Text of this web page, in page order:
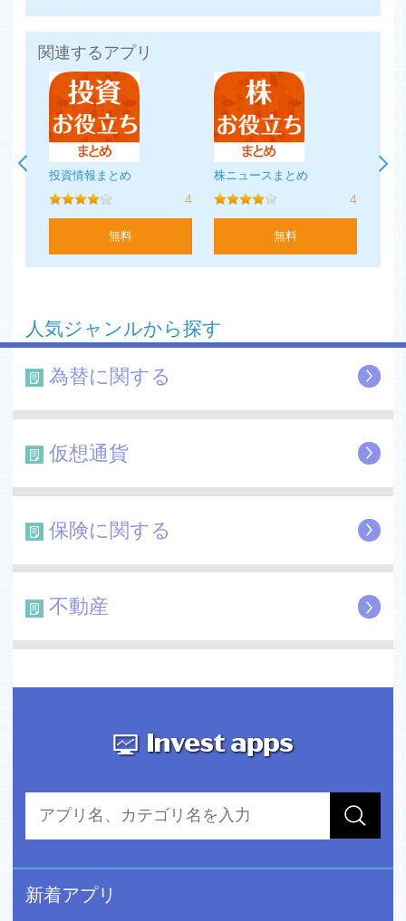
します。また、毎月nanacoやANAマイルなど、提携ポイ
ントが必ず貯まります。
資回数等に応じて複数回用意しておりますが、一回のプレ
ゼントが100円を超えることはありません。
■ 出金も解約もいつでも可能。お好きな時に投資資金を引
き出すことができます。
----------
こんな方にオススメです
■ 将来のためにコツコツと資産形成がしたい人
*トラノコユーザーの50％以上は、これまで投資をした経
験がない人です
■ 既に投資をしているが、少額投資を毎月コツコツ積み上
げたい人
■ nanacoポイントやANAマイルなど、ポイントをたくさ
■ nanacoやマイルをコツコツもらえることが好きな人
■ 学生（「トラノコ学割」を利用すれば、月額利用料が無
料）
影響をつかみたい人
----------
----------
トラノコは、全く新しい投資体験として、日本経済新聞、
投資専門誌である日経ヴェリタスなど、多くの紙面で紹介
運用方法など
運用モデルを提供してきた当社の金融工学のプロがモデル
を作成し、それに基づき、経験豊かなファンドマネージャ
ーが、適切なリスク管理の上で運用します。
運用報酬は預かり資産の0.3%/年（税別）というとても低
い水準。
■ 運用報酬に加えて、毎月300円（税込）の手数料があり
関連するアプリ
投資情報まとめ
4
無料
株ニュースまとめ
4
無料
人気ジャンルから探す
為替に関する
仮想通貨
保険に関する
不動産
新着アプリ